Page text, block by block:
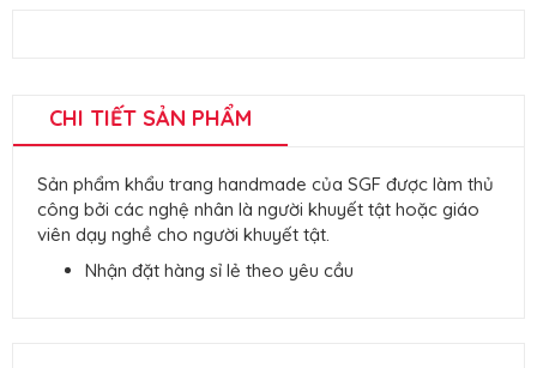
CHI TIẾT SẢN PHẨM
Sản phẩm khẩu trang handmade của SGF được làm thủ
công bởi các nghệ nhân là người khuyết tật hoặc giáo
viên dạy nghề cho người khuyết tật.
Nhận đặt hàng sỉ lẻ theo yêu cầu